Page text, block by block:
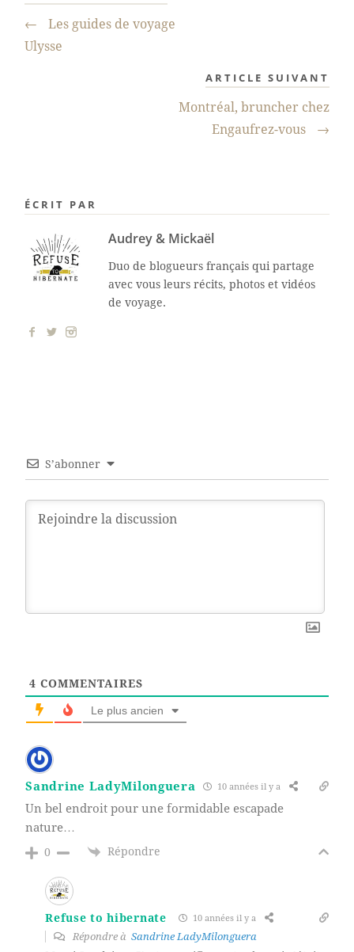
←
Les guides de voyage
Ulysse
ARTICLE SUIVANT
Montréal, bruncher chez
Engaufrez-vous
→
ÉCRIT PAR
Audrey & Mickaël
Duo de blogueurs français qui partage
avec vous leurs récits, photos et vidéos
de voyage.
S’abonner
4 COMMENTAIRES
Le plus ancien
Sandrine LadyMilonguera 10 années il y a
Un bel endroit pour une formidable escapade
nature…
0 Répondre
Refuse to hibernate 10 années il y a
Répondre àSandrine LadyMilonguera